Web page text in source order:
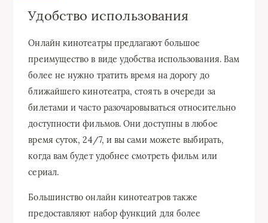
Удобство использования
Онлайн кинотеатры предлагают большое
преимущество в виде удобства использования. Вам
более не нужно тратить время на дорогу до
ближайшего кинотеатра, стоять в очереди за
билетами и часто разочаровываться относительно
доступности фильмов. Они доступны в любое
время суток, 24/7, и вы сами можете выбирать,
когда вам будет удобнее смотреть фильм или
сериал.
Большинство онлайн кинотеатров также
предоставляют набор функций для более